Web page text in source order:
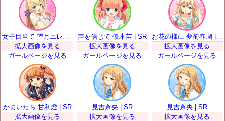
拡大画像を見る
ガールページを見る
声を信じて 優木苗 | SR
拡大画像を見る
ガールページを見る
お花の様に 夢前春瑚 | SR
拡大画像を見る
ガールページを見る
かまいたち 甘利燈 | SR
拡大画像を見る
見吉奈央 | SR
拡大画像を見る
見吉奈央 | SR
拡大画像を見る